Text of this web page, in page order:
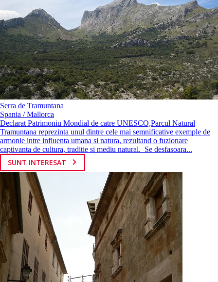
Serra de Tramuntana
Spania / Mallorca
Declarat Patrimoniu Mondial de catre UNESCO,Parcul Natural
Tramuntana reprezinta unul dintre cele mai semnificative exemple de
armonie intre influenta umana si natura, rezultand o fuzionare
captivanta de cultura, traditie si mediu natural. Se desfasoara...
SUNT INTERESAT